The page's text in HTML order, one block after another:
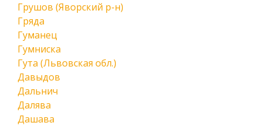
Грушов (Яворский р-н)
Гряда
Гуманец
Гумниска
Гута (Львовская обл.)
Давыдов
Дальнич
Далява
Дашава